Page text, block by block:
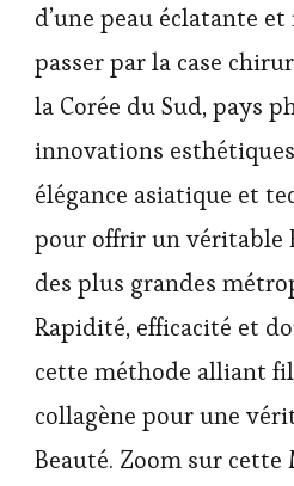
d’une peau éclatante
passer par la case
la Corée du Sud, pays
innovations
élégance asiatique et
pour offrir un véritable
des plus grandes
Rapidité, efficacité et
cette méthode alliant
collagène pour une
Beauté. Zoom sur cette